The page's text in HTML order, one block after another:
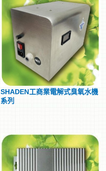
SHADEN工商業電解式臭氧水機
系列